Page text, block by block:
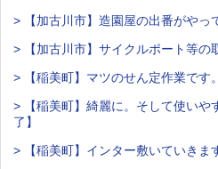
> 【加古川市】造園屋の出番がやっ
> 【加古川市】サイクルポート等の
> 【稲美町】マツのせん定作業です
> 【稲美町】綺麗に。そして使いや
了】
> 【稲美町】インター敷いていきま